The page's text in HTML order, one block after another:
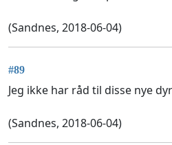
(Sandnes, 2018-06-04)
#89
Jeg ikke har råd til disse nye
(Sandnes, 2018-06-04)